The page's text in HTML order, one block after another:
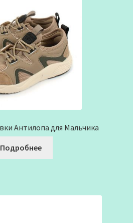
Антилопа для Мальчика
Подробнее